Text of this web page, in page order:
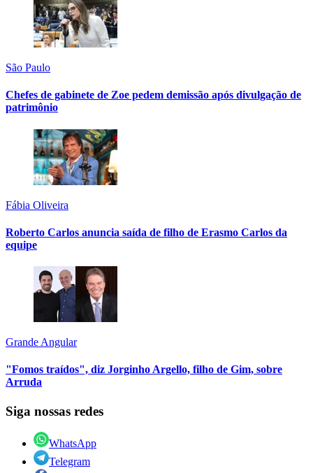
São Paulo
Chefes de gabinete de Zoe pedem demissão após divulgação de
patrimônio
Fábia Oliveira
Roberto Carlos anuncia saída de filho de Erasmo Carlos da
equipe
Grande Angular
"Fomos traídos", diz Jorginho Argello, filho de Gim, sobre
Arruda
Siga nossas redes
WhatsApp
Telegram